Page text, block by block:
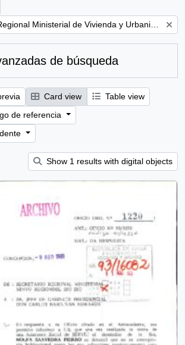
de búsqueda
Card view
Table view
de referencia
Show 1 results with digital objects